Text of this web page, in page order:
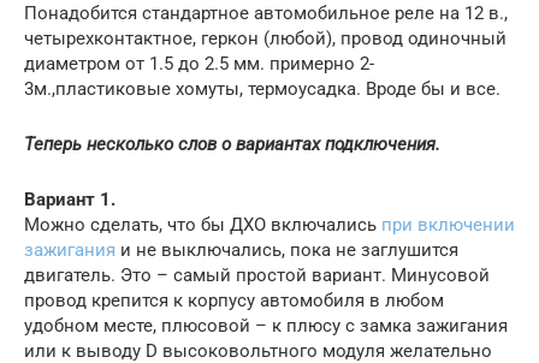
Понадобится стандартное автомобильное реле на 12 в.,
четырехконтактное, геркон (любой), провод одиночный
диаметром от 1.5 до 2.5 мм. примерно 2-
3м.,пластиковые хомуты, термоусадка. Вроде бы и все.
Теперь несколько слов о вариантах подключения.
Вариант 1.
Можно сделать, что бы ДХО включались при включении
зажигания и не выключались, пока не заглушится
двигатель. Это – самый простой вариант. Минусовой
провод крепится к корпусу автомобиля в любом
удобном месте, плюсовой – к плюсу с замка зажигания
или к выводу D высоковольтного модуля желательно